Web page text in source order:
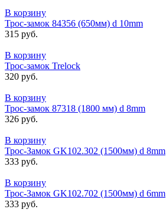
В корзину
Трос-замок 84356 (650мм) d 10mm
315 руб.
В корзину
Трос-замок Trelock
320 руб.
В корзину
Трос-замок 87318 (1800 мм) d 8mm
326 руб.
В корзину
Трос-Замок GK102.302 (1500мм) d 8mm
333 руб.
В корзину
Трос-Замок GK102.702 (1500мм) d 6mm
333 руб.